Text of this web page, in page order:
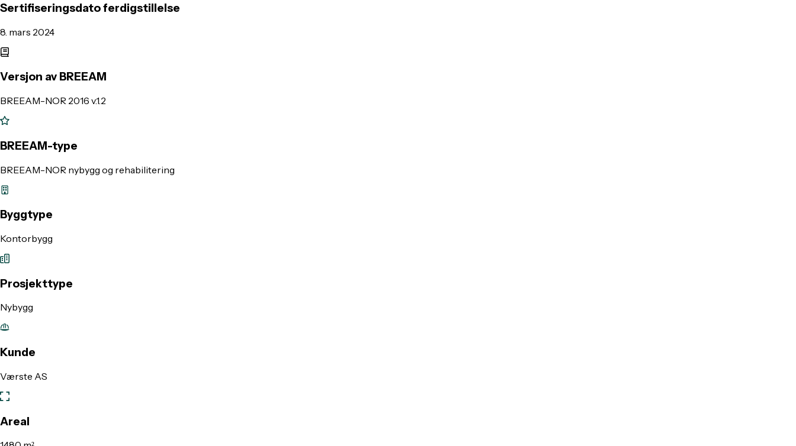
Sertifiseringsdato ferdigstillelse
8. mars 2024
Versjon av BREEAM
BREEAM-NOR 2016 v.1.2
BREEAM-type
BREEAM-NOR nybygg og rehabilitering
Byggtype
Kontorbygg
Prosjekttype
Nybygg
Kunde
Værste AS
Areal